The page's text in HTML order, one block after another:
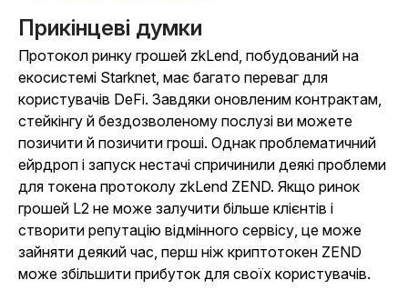
Прикінцеві думки
Протокол ринку грошей zkLend, побудований на
екосистемі Starknet, має багато переваг для
користувачів DeFi. Завдяки оновленим контрактам,
стейкінгу й бездозволеному послузі ви можете
позичити й позичити гроші. Однак проблематичний
ейрдроп і запуск нестачі спричинили деякі проблеми
для токена протоколу zkLend ZEND. Якщо ринок
грошей L2 не може залучити більше клієнтів і
створити репутацію відмінного сервісу, це може
зайняти деякий час, перш ніж криптотокен ZEND
може збільшити прибуток для своїх користувачів.